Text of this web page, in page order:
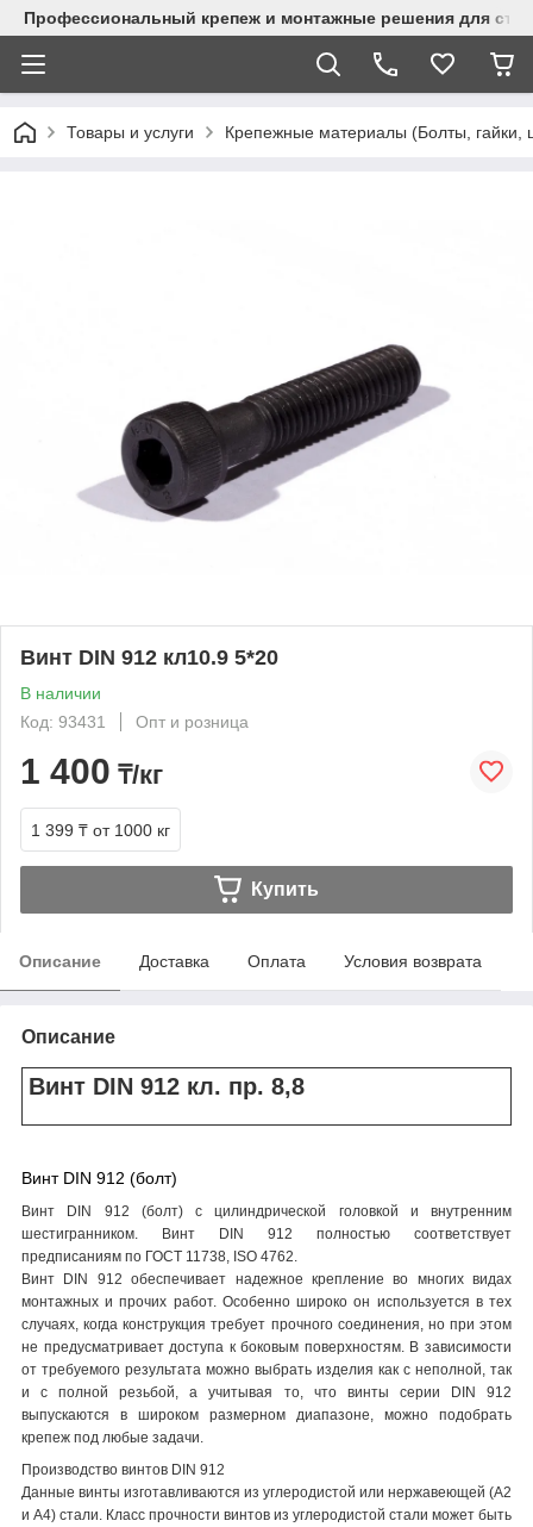
Профессиональный крепеж и монтажные решения для
Товары и услуги Крепежные материалы (Болты, гайки,
Винт DIN 912 кл10.9 5*20
В наличии
Код: 93431
Опт и розница
1 400 ₸/кг
1 399 ₸ от 1000 кг
Купить
Описание Доставка Оплата Условия возврата
Описание
Винт DIN 912 кл. пр. 8,8
Винт DIN 912 (болт)
Винт DIN 912 (болт) с цилиндрической головкой и внутренним
шестигранником. Винт DIN 912 полностью соответствует
предписаниям по ГОСТ 11738, ISO 4762.
Винт DIN 912 обеспечивает надежное крепление во многих видах
монтажных и прочих работ. Особенно широко он используется в тех
случаях, когда конструкция требует прочного соединения, но при этом
не предусматривает доступа к боковым поверхностям. В зависимости
от требуемого результата можно выбрать изделия как с неполной, так
и с полной резьбой, а учитывая то, что винты серии DIN 912
выпускаются в широком размерном диапазоне, можно подобрать
крепеж под любые задачи.
Производство винтов DIN 912
Данные винты изготавливаются из углеродистой или нержавеющей (А2
и А4) стали. Класс прочности винтов из углеродистой стали может быть